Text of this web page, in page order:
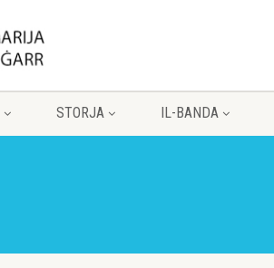
STORJA IL-BANDA